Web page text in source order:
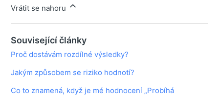
Vrátit se nahoru
Související články
Proč dostávám rozdílné výsledky?
Jakým způsobem se riziko hodnotí?
Co to znamená, když je mé hodnocení „Probíhá